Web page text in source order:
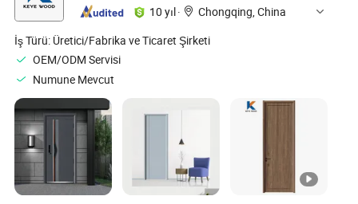
10 yıl·
Chongqing, China
İş Türü: Üretici/Fabrika ve Ticaret Şirketi
OEM/ODM Servisi
Numune Mevcut